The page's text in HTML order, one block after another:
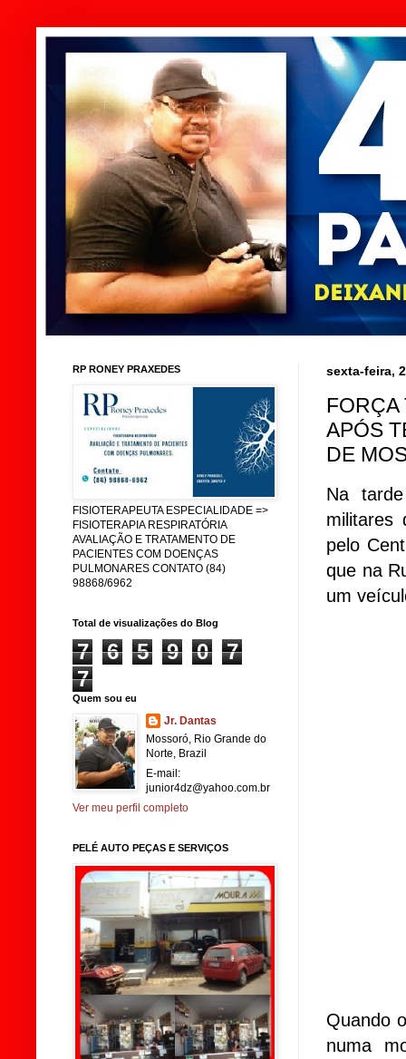
sexta-feira,
FORÇA
APÓS
DE
Na
militares
pelo
que na
um
Quando
numa
RP RONEY PRAXEDES
FISIOTERAPEUTA ESPECIALIDADE =>
FISIOTERAPIA RESPIRATÓRIA
AVALIAÇÃO E TRATAMENTO DE
PACIENTES COM DOENÇAS
PULMONARES CONTATO (84)
98868/6962
Total de visualizações do Blog
7 6 5 9 0
7
7
Quem sou eu
Jr. Dantas
Mossoró, Rio Grande do
Norte, Brazil
E-mail:
junior4dz@yahoo.com.br
Ver meu perfil completo
PELÉ AUTO PEÇAS E SERVIÇOS